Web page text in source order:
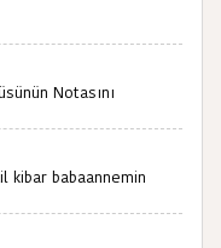
Notasını
Teşekkürler.
kibar babaannemin